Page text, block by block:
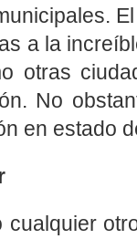
a la
otras
No
en estado